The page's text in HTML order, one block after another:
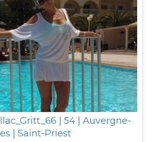
| 54 | Auvergne-
| Saint-Priest